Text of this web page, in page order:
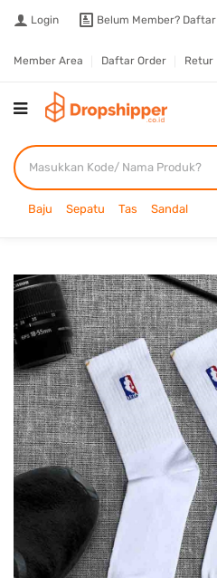
Login Belum Member? Daftar
Member Area Daftar Order Retur
Baju Sepatu Tas Sandal